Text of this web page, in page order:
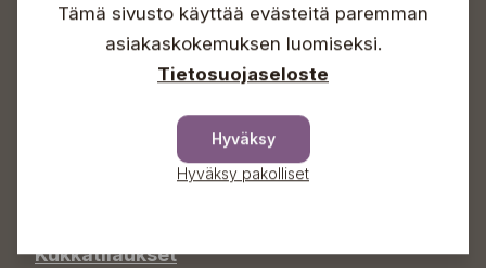
Info & vaihde
+358 50 388 9592
Kukkatilaukset
Tämä sivusto käyttää evästeitä paremman
asiakaskokemuksen luomiseksi.
Tietosuojaseloste
Hyväksy
Hyväksy pakolliset